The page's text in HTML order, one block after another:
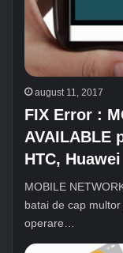
august 11, 2017
FIX Error :
AVAILABLE
HTC, Huawei
MOBILE
batai de cap
operare…